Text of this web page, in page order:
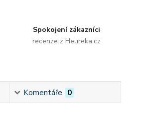
Spokojení zákazníci
recenze z Heureka.cz
Komentáře 0